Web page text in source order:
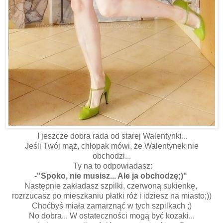
I jeszcze dobra rada od starej Walentynki...
Jeśli Twój mąż, chłopak mówi, że Walentynek nie
obchodzi...
Ty na to odpowiadasz:
-"Spoko, nie musisz... Ale ja obchodzę;)"
Następnie zakładasz szpilki, czerwoną sukienkę,
rozrzucasz po mieszkaniu płatki róż i idziesz na miasto;))
Choćbyś miała zamarznąć w tych szpilkach ;)
No dobra... W ostateczności mogą być kozaki...